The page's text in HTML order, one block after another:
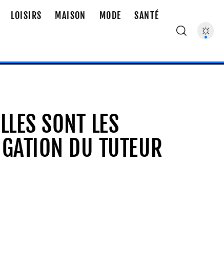
LOISIRS MAISON MODE SANTÉ
SONT LES
DU TUTEUR